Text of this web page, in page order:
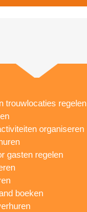
trouwlocaties regelen
organiseren
gasten regelen
boeken